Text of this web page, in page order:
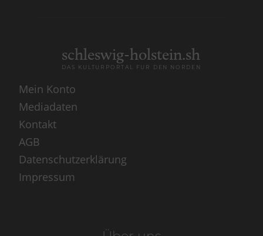
schleswig-holstein.sh
DAS KULTURPORTAL FÜR DEN NORDEN
Mein Konto
Mediadaten
Kontakt
AGB
Datenschutzerklärung
Impressum